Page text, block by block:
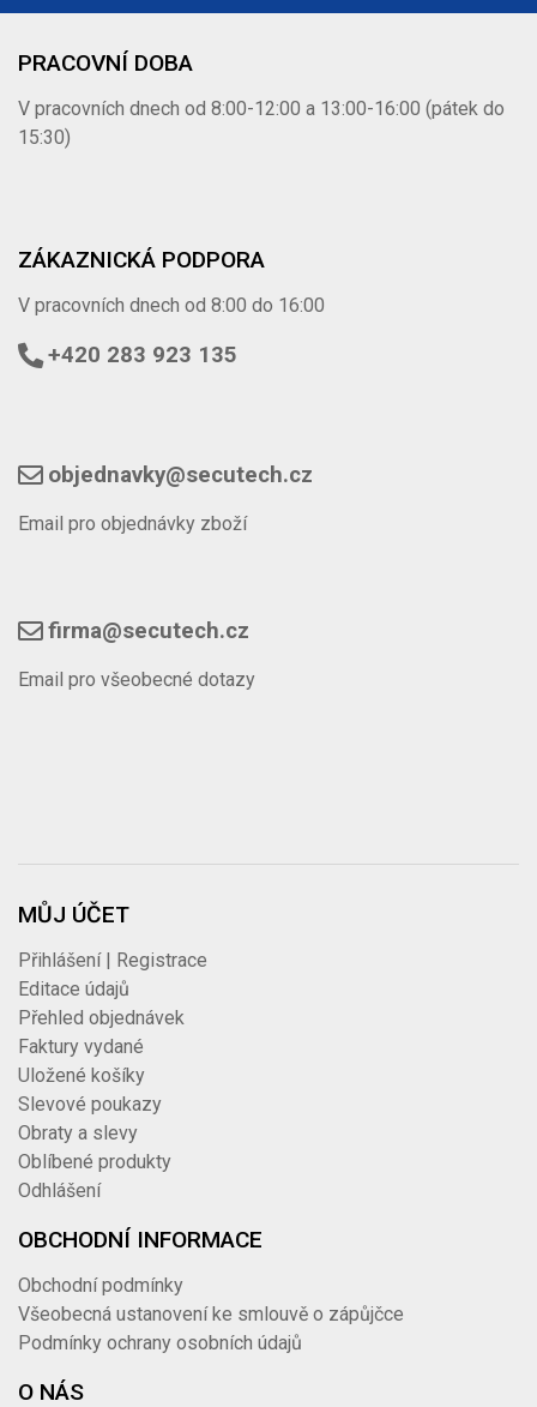
PRACOVNÍ DOBA
V pracovních dnech od 8:00-12:00 a 13:00-16:00 (pátek do
15:30)
ZÁKAZNICKÁ PODPORA
V pracovních dnech od 8:00 do 16:00
+420 283 923 135
objednavky@secutech.cz
Email pro objednávky zboží
firma@secutech.cz
Email pro všeobecné dotazy
MŮJ ÚČET
Přihlášení | Registrace
Editace údajů
Přehled objednávek
Faktury vydané
Uložené košíky
Slevové poukazy
Obraty a slevy
Oblíbené produkty
Odhlášení
OBCHODNÍ INFORMACE
Obchodní podmínky
Všeobecná ustanovení ke smlouvě o zápůjčce
Podmínky ochrany osobních údajů
O NÁS